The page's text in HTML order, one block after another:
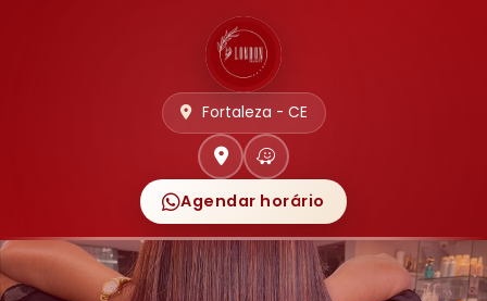
Fortaleza - CE
Agendar horário